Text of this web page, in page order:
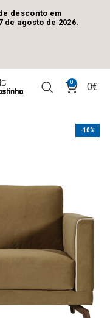
0 0€
-10%
desconto em
de agosto de 2026.